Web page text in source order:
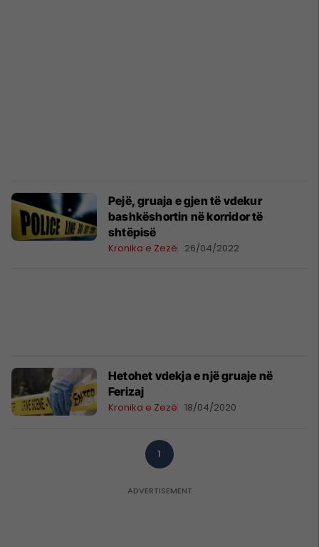
Pejë, gruaja e gjen të vdekur
bashkëshortin në korridor të
shtëpisë
Kronika e Zezë 26/04/2022
Hetohet vdekja e një gruaje në
Ferizaj
Kronika e Zezë 18/04/2020
1